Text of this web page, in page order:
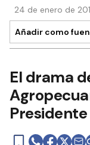
24 de enero de
Añadir como
El drama
Presidente